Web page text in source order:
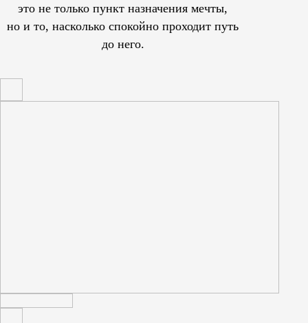
это не только пункт назначения мечты,
но и то, насколько спокойно проходит путь
до него.